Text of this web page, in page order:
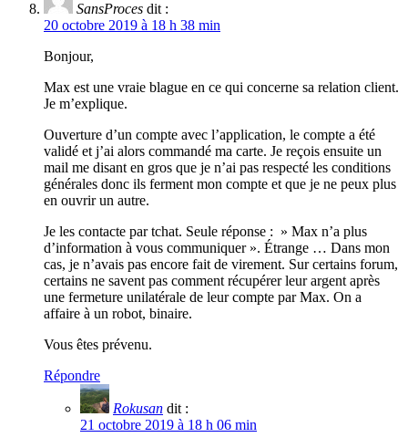
SansProces dit :
20 octobre 2019 à 18 h 38 min
Bonjour,
Max est une vraie blague en ce qui concerne sa relation client.
Je m’explique.
Ouverture d’un compte avec l’application, le compte a été
validé et j’ai alors commandé ma carte. Je reçois ensuite un
mail me disant en gros que je n’ai pas respecté les conditions
générales donc ils ferment mon compte et que je ne peux plus
en ouvrir un autre.
Je les contacte par tchat. Seule réponse : » Max n’a plus
d’information à vous communiquer ». Étrange … Dans mon
cas, je n’avais pas encore fait de virement. Sur certains forum,
certains ne savent pas comment récupérer leur argent après
une fermeture unilatérale de leur compte par Max. On a
affaire à un robot, binaire.
Vous êtes prévenu.
Répondre
Rokusan dit :
21 octobre 2019 à 18 h 06 min